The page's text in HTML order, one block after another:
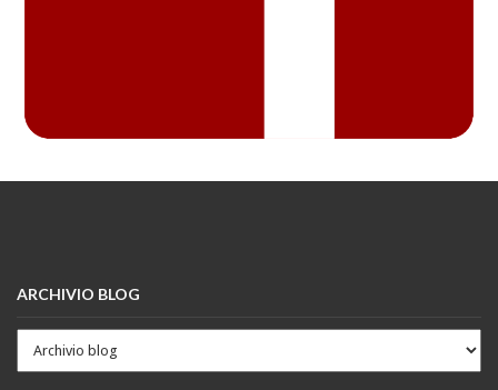
ARCHIVIO BLOG